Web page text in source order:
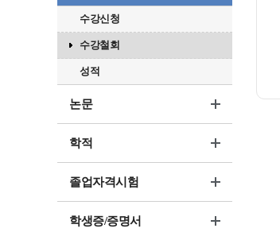
수강신청
수강철회
성적
논문
학적
졸업자격시험
학생증/증명서